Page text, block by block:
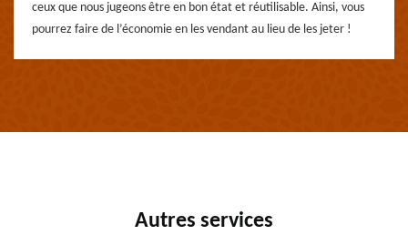
ceux que nous jugeons être en bon état et réutilisable. Ainsi, vous
pourrez faire de l’économie en les vendant au lieu de les jeter !
Autres services